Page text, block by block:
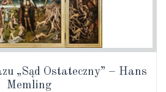
„Sąd Ostateczny” – Hans
Memling